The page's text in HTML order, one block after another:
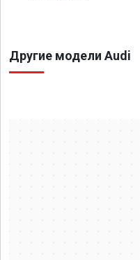
Другие модели Audi